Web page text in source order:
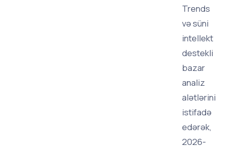
Trends
və süni
intellekt
destekli
bazar
analiz
alətlərini
istifadə
edərək,
2026-